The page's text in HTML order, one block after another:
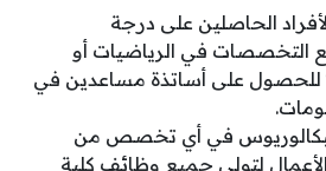
الحاصلين على درجة
التخصصات في الرياضيات أو
للحصول على أساتذة مساعدين في
في أي تخصص من
لتولي جميع وظائف كلية